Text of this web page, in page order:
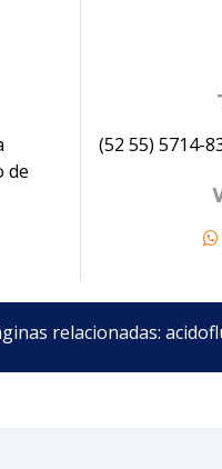
de
(52 55) 5714-
relacionadas: